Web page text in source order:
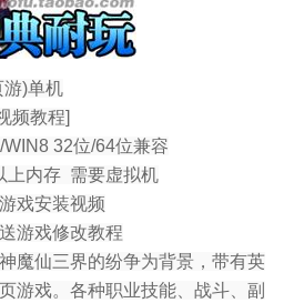
游)单机
频教程]
32位/64位兼容
存 需要虚拟机
戏安装视频
游戏修改教程
魔仙三界的纷争为背景，带有英
游戏。各种职业技能、战斗、副